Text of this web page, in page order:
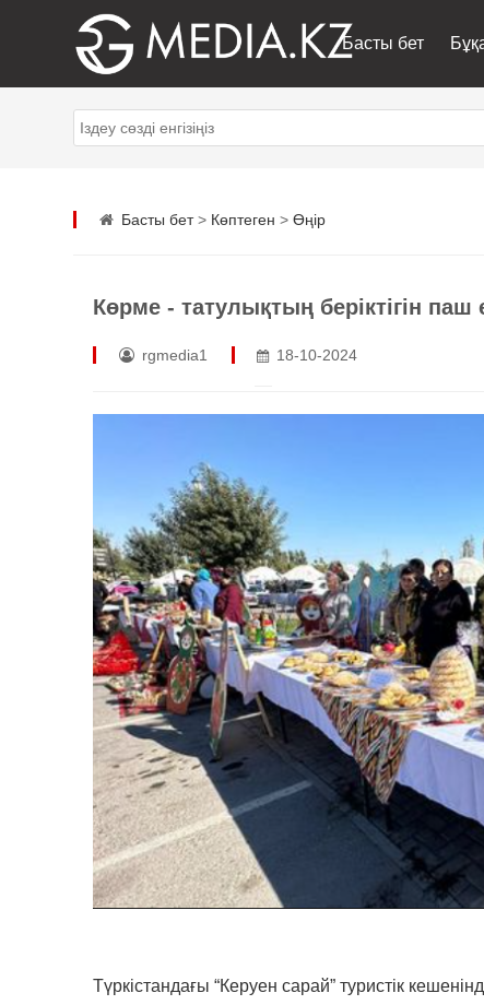
Басты бет
Басты бет> Көптеген > Өңір
Көрме - татулықтың беріктігін паш
rgmedia1 18-10-2024
Түркістандағы “Керуен сарай” туристік